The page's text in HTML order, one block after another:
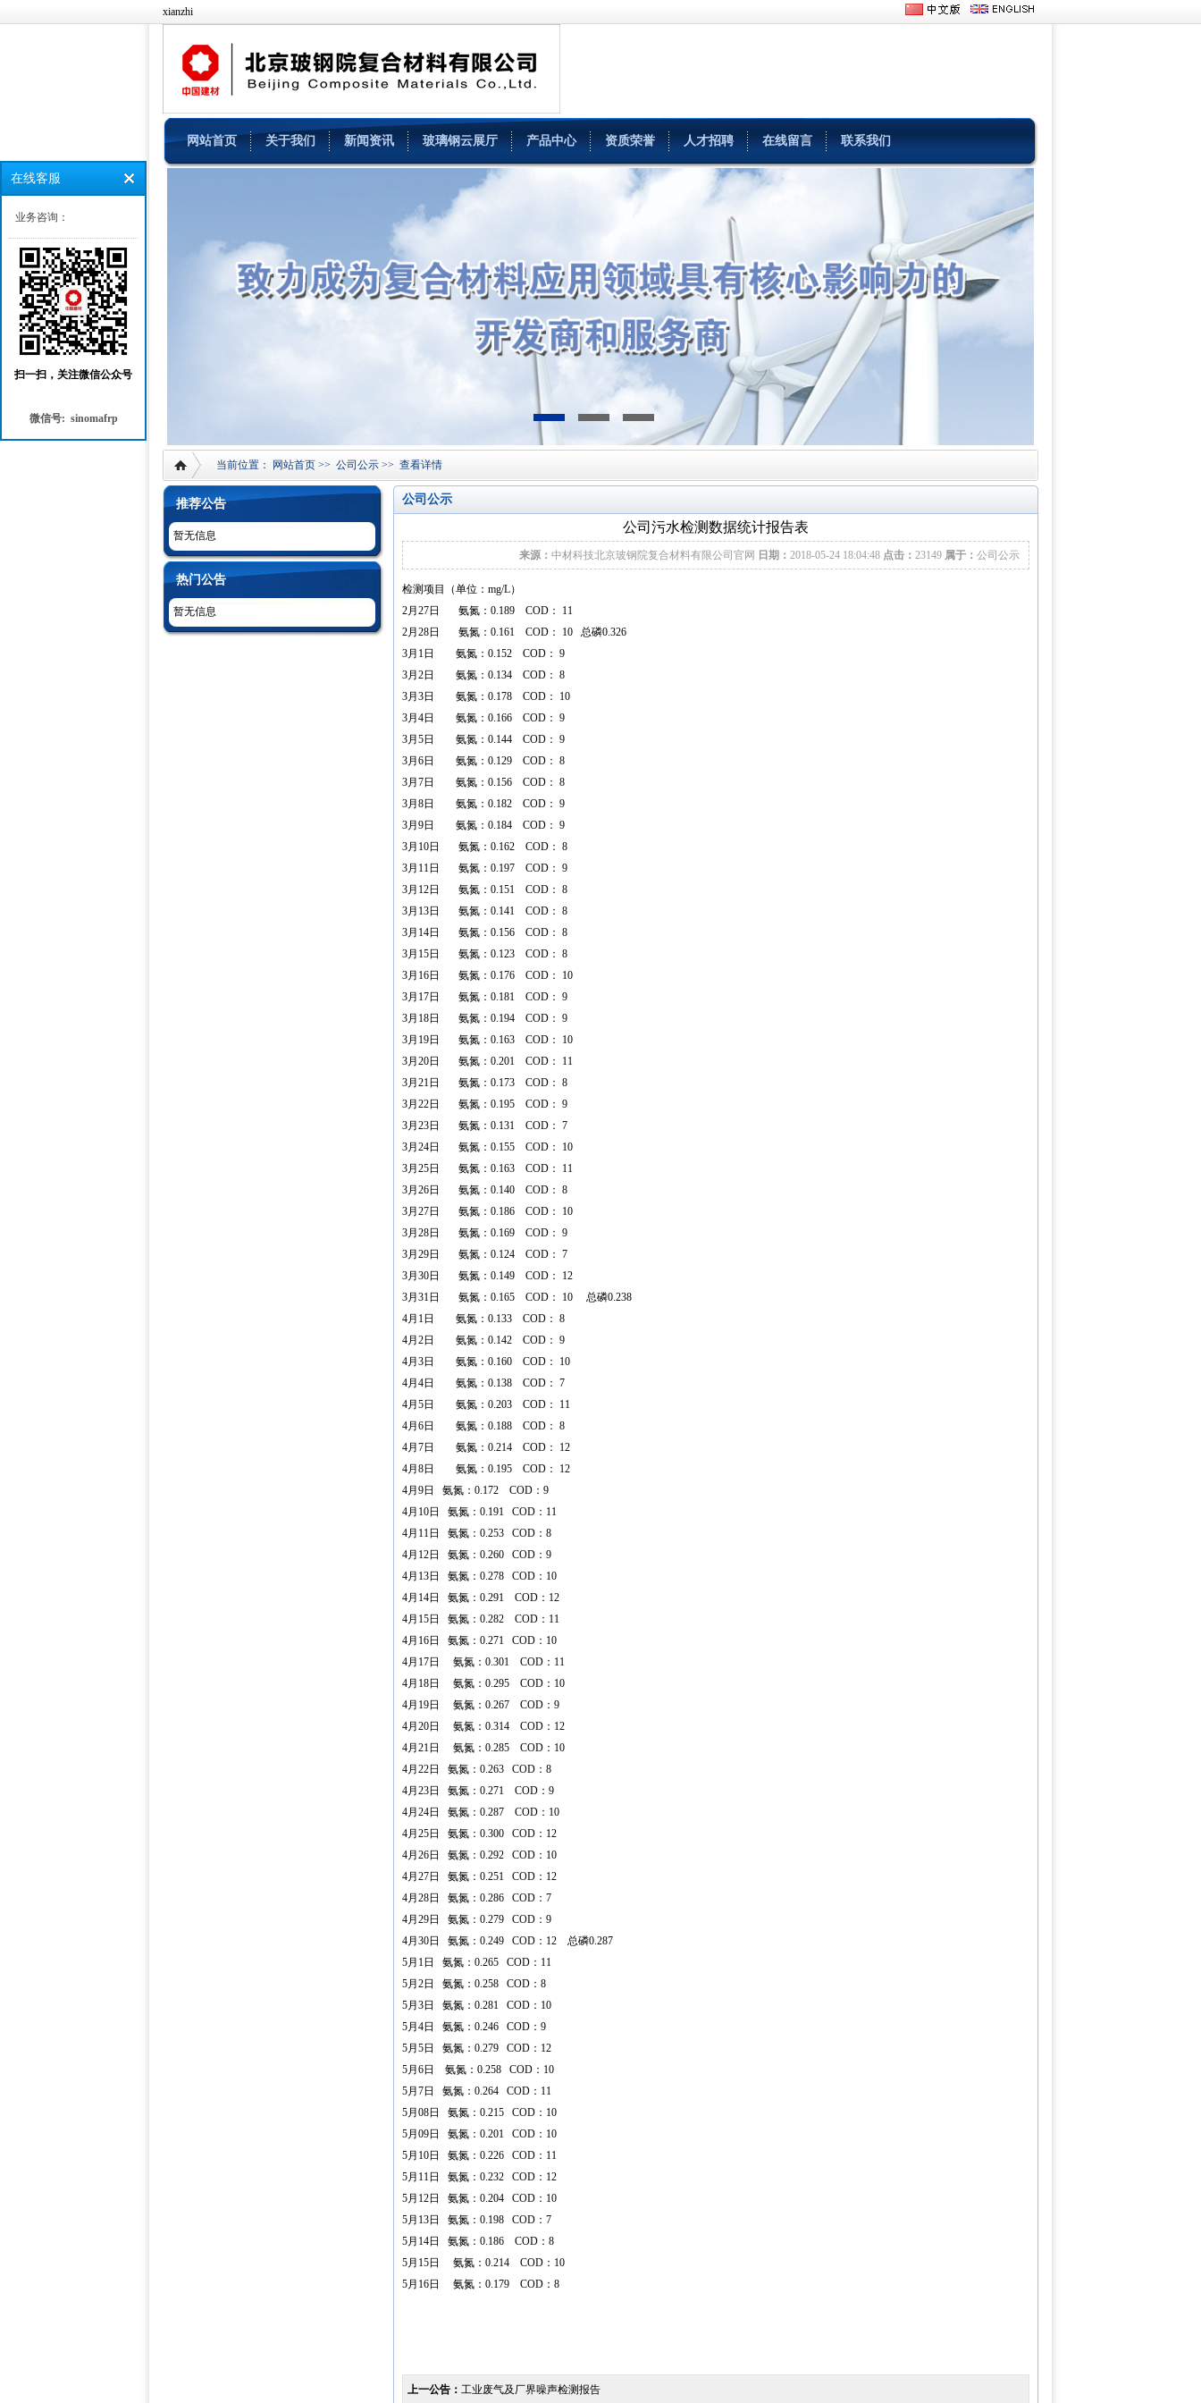
xianzhi
网站首页 关于我们 新闻资讯 玻璃钢云展厅 产品中心 资质荣誉 人才招聘 在线留言 联系我们
当前位置： 网站首页 >> 公司公示 >> 查看详情
推荐公告
暂无信息
热门公告
暂无信息
公司公示
公司污水检测数据统计报告表
来源： 中材科技北京玻钢院复合材料有限公司官网 日期： 2018-05-24 18:04:48 点击： 23149 属于： 公司公示
检测项目（单位：mg/L）
2月27日 氨氮：0.189 COD： 11
2月28日 氨氮：0.161 COD： 10 总磷0.326
3月1日 氨氮：0.152 COD： 9
3月2日 氨氮：0.134 COD： 8
3月3日 氨氮：0.178 COD： 10
3月4日 氨氮：0.166 COD： 9
3月5日 氨氮：0.144 COD： 9
3月6日 氨氮：0.129 COD： 8
3月7日 氨氮：0.156 COD： 8
3月8日 氨氮：0.182 COD： 9
3月9日 氨氮：0.184 COD： 9
3月10日 氨氮：0.162 COD： 8
3月11日 氨氮：0.197 COD： 9
3月12日 氨氮：0.151 COD： 8
3月13日 氨氮：0.141 COD： 8
3月14日 氨氮：0.156 COD： 8
3月15日 氨氮：0.123 COD： 8
3月16日 氨氮：0.176 COD： 10
3月17日 氨氮：0.181 COD： 9
3月18日 氨氮：0.194 COD： 9
3月19日 氨氮：0.163 COD： 10
3月20日 氨氮：0.201 COD： 11
3月21日 氨氮：0.173 COD： 8
3月22日 氨氮：0.195 COD： 9
3月23日 氨氮：0.131 COD： 7
3月24日 氨氮：0.155 COD： 10
3月25日 氨氮：0.163 COD： 11
3月26日 氨氮：0.140 COD： 8
3月27日 氨氮：0.186 COD： 10
3月28日 氨氮：0.169 COD： 9
3月29日 氨氮：0.124 COD： 7
3月30日 氨氮：0.149 COD： 12
3月31日 氨氮：0.165 COD： 10 总磷0.238
4月1日 氨氮：0.133 COD： 8
4月2日 氨氮：0.142 COD： 9
4月3日 氨氮：0.160 COD： 10
4月4日 氨氮：0.138 COD： 7
4月5日 氨氮：0.203 COD： 11
4月6日 氨氮：0.188 COD： 8
4月7日 氨氮：0.214 COD： 12
4月8日 氨氮：0.195 COD： 12
4月9日 氨氮：0.172 COD：9
4月10日 氨氮：0.191 COD：11
4月11日 氨氮：0.253 COD：8
4月12日 氨氮：0.260 COD：9
4月13日 氨氮：0.278 COD：10
4月14日 氨氮：0.291 COD：12
4月15日 氨氮：0.282 COD：11
4月16日 氨氮：0.271 COD：10
4月17日 氨氮：0.301 COD：11
4月18日 氨氮：0.295 COD：10
4月19日 氨氮：0.267 COD：9
4月20日 氨氮：0.314 COD：12
4月21日 氨氮：0.285 COD：10
4月22日 氨氮：0.263 COD：8
4月23日 氨氮：0.271 COD：9
4月24日 氨氮：0.287 COD：10
4月25日 氨氮：0.300 COD：12
4月26日 氨氮：0.292 COD：10
4月27日 氨氮：0.251 COD：12
4月28日 氨氮：0.286 COD：7
4月29日 氨氮：0.279 COD：9
4月30日 氨氮：0.249 COD：12 总磷0.287
5月1日 氨氮：0.265 COD：11
5月2日 氨氮：0.258 COD：8
5月3日 氨氮：0.281 COD：10
5月4日 氨氮：0.246 COD：9
5月5日 氨氮：0.279 COD：12
5月6日 氨氮：0.258 COD：10
5月7日 氨氮：0.264 COD：11
5月08日 氨氮：0.215 COD：10
5月09日 氨氮：0.201 COD：10
5月10日 氨氮：0.226 COD：11
5月11日 氨氮：0.232 COD：12
5月12日 氨氮：0.204 COD：10
5月13日 氨氮：0.198 COD：7
5月14日 氨氮：0.186 COD：8
5月15日 氨氮：0.214 COD：10
5月16日 氨氮：0.179 COD：8
上一公告： 工业废气及厂界噪声检测报告
在线客服
业务咨询：
扫一扫，关注微信公众号
微信号: sinomafrp